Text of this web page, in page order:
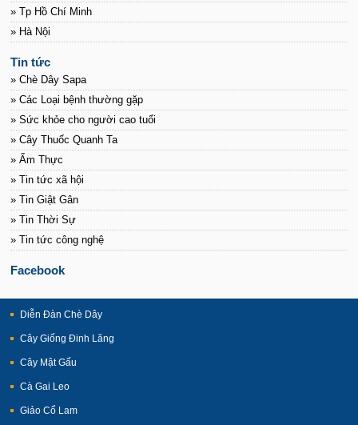
» Tp Hồ Chí Minh
» Hà Nội
Tin tức
» Chè Dây Sapa
» Các Loại bệnh thường gặp
» Sức khỏe cho người cao tuổi
» Cây Thuốc Quanh Ta
» Ẩm Thực
» Tin tức xã hội
» Tin Giật Gân
» Tin Thời Sự
» Tin tức công nghệ
Facebook
Diễn Đàn Chè Dây
Cây Giống Đinh Lăng
Cây Mật Gấu
Cà Gai Leo
Giảo Cổ Lam